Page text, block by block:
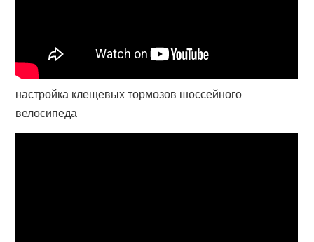
настройка клещевых тормозов шоссейного
велосипеда